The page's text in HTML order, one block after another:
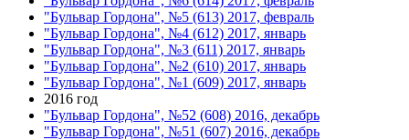
"Бульвар Гордона", №5 (613) 2017, февраль
"Бульвар Гордона", №4 (612) 2017, январь
"Бульвар Гордона", №3 (611) 2017, январь
"Бульвар Гордона", №2 (610) 2017, январь
"Бульвар Гордона", №1 (609) 2017, январь
2016 год
"Бульвар Гордона", №52 (608) 2016, декабрь
"Бульвар Гордона", №51 (607) 2016, декабрь